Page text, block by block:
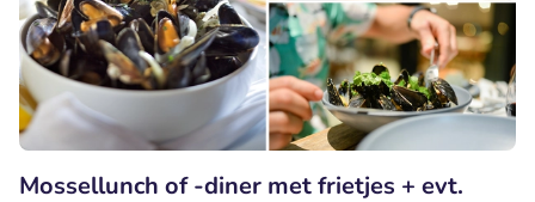
Mossellunch of -diner met frietjes + evt.